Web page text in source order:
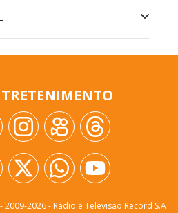
2009-2026- Rádio e Televisão Record S.A